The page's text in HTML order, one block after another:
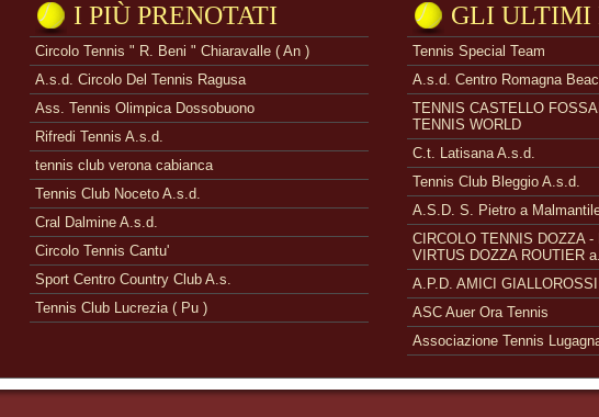
I PIÙ PRENOTATI
Circolo Tennis " R. Beni " Chiaravalle ( An )
A.s.d. Circolo Del Tennis Ragusa
Ass. Tennis Olimpica Dossobuono
Rifredi Tennis A.s.d.
tennis club verona cabianca
Tennis Club Noceto A.s.d.
Cral Dalmine A.s.d.
Circolo Tennis Cantu'
Sport Centro Country Club A.s.
Tennis Club Lucrezia ( Pu )
GLI ULTIMI
Tennis Special Team
A.s.d. Centro Romagna
TENNIS CASTELLO
TENNIS WORLD
C.t. Latisana A.s.d.
Tennis Club Bleggio A.s.d.
A.S.D. S. Pietro a
CIRCOLO TENNIS DOZZA -
VIRTUS DOZZA ROUTIER
A.P.D. AMICI GIALLOROSSI
ASC Auer Ora Tennis
Associazione Tennis